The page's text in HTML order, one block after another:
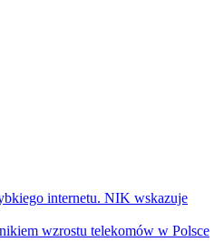
internetu. NIK wskazuje
wzrostu telekomów w Polsce